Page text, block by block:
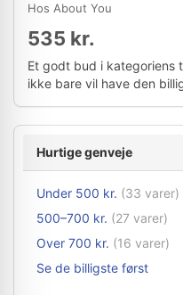
Hos About You
535 kr.
Et godt bud i kategoriens
ikke bare vil have den
Hurtige genveje
Under 500 kr. (33 varer)
500–700 kr. (27 varer)
Over 700 kr. (16 varer)
Se de billigste først